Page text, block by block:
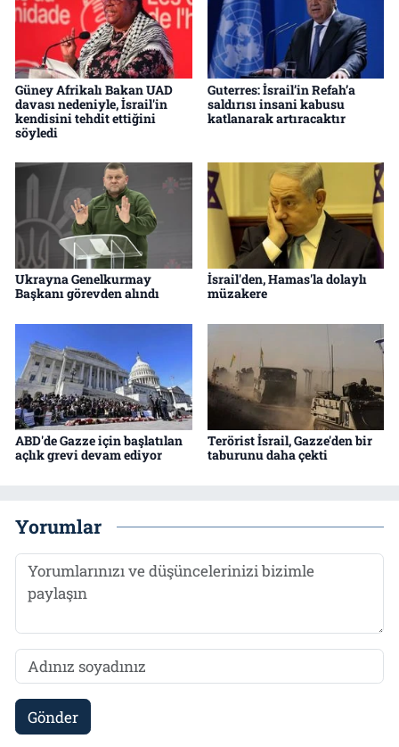
Güney Afrikalı Bakan UAD
davası nedeniyle, İsrail'in
kendisini tehdit ettiğini
söyledi
Guterres: İsrail’in Refah’a
saldırısı insani kabusu
katlanarak artıracaktır
Ukrayna Genelkurmay
Başkanı görevden alındı
İsrail'den, Hamas'la dolaylı
müzakere
ABD'de Gazze için başlatılan
açlık grevi devam ediyor
Terörist İsrail, Gazze'den bir
taburunu daha çekti
Yorumlar
Gönder